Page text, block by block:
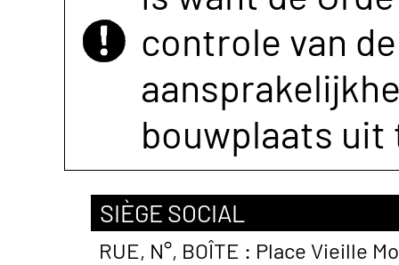
controle van
bouwplaats uit
SIÈGE SOCIAL
RUE, N°, BOÎTE : Place Vieille